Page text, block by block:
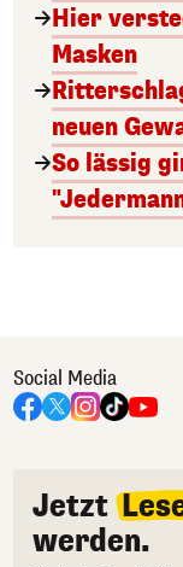
Hier
Masken
neuen
So lässig
Social Media
Jetzt
werden.